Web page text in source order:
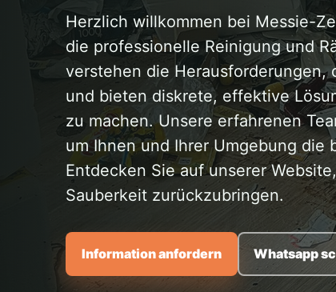
Herzlich willkommen bei Messie-
die professionelle Reinigung und
verstehen die Herausforderungen,
und bieten diskrete, effektive
zu machen. Unsere erfahrenen
um Ihnen und Ihrer Umgebung
Entdecken Sie auf unserer
Sauberkeit zurückzubringen.
Information anfordern Whatsapp